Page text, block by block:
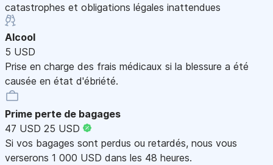
catastrophes et obligations légales inattendues
Alcool
5 USD
Prise en charge des frais médicaux si la blessure a été
causée en état d'ébriété.
Prime perte de bagages
47 USD 25 USD
Si vos bagages sont perdus ou retardés, nous vous
verserons 1 000 USD dans les 48 heures.